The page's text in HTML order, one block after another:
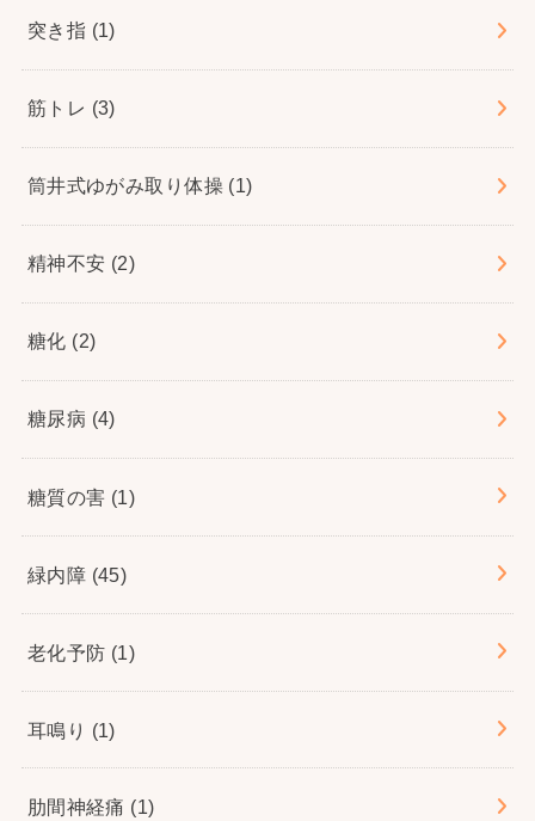
突き指 (1)
筋トレ (3)
筒井式ゆがみ取り体操 (1)
精神不安 (2)
糖化 (2)
糖尿病 (4)
糖質の害 (1)
緑内障 (45)
老化予防 (1)
耳鳴り (1)
肋間神経痛 (1)